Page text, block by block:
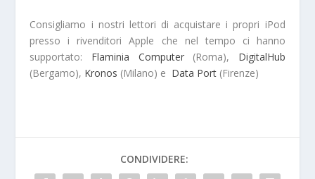
Consigliamo i nostri lettori di acquistare i propri iPod
presso i rivenditori Apple che nel tempo ci hanno
supportato: Flaminia Computer(Roma), DigitalHub
(Bergamo), Kronos (Milano) e Data Port (Firenze)
CONDIVIDERE: